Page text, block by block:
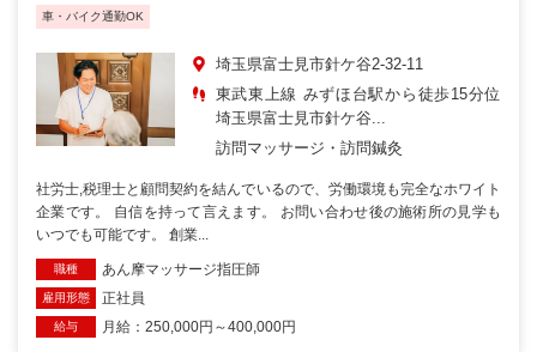
車・バイク通勤OK
埼玉県富士見市針ケ谷2-32-11
東武東上線 みずほ台駅から徒歩15分位
埼玉県富士見市針ケ谷...
訪問マッサージ・訪問鍼灸
社労士,税理士と顧問契約を結んでいるので、労働環境も完全なホワイト
企業です。 自信を持って言えます。 お問い合わせ後の施術所の見学も
いつでも可能です。 創業...
職種 あん摩マッサージ指圧師
雇用形態 正社員
給与 月給：250,000円～400,000円